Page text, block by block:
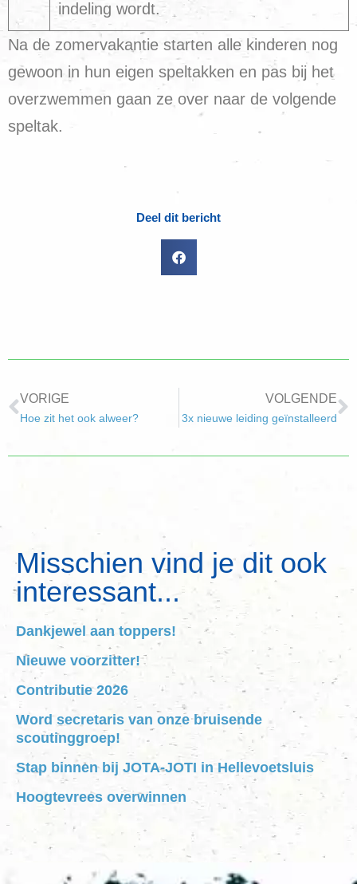
indeling wordt.
Na de zomervakantie starten alle kinderen nog
gewoon in hun eigen speltakken en pas bij het
overzwemmen gaan ze over naar de volgende
speltak.
Deel dit bericht
VORIGE
Hoe zit het ook alweer?
VOLGENDE
3x nieuwe leiding geïnstalleerd
Misschien vind je dit ook
interessant...
Dankjewel aan toppers!
Nieuwe voorzitter!
Contributie 2026
Word secretaris van onze bruisende
scoutinggroep!
Stap binnen bij JOTA-JOTI in Hellevoetsluis
Hoogtevrees overwinnen